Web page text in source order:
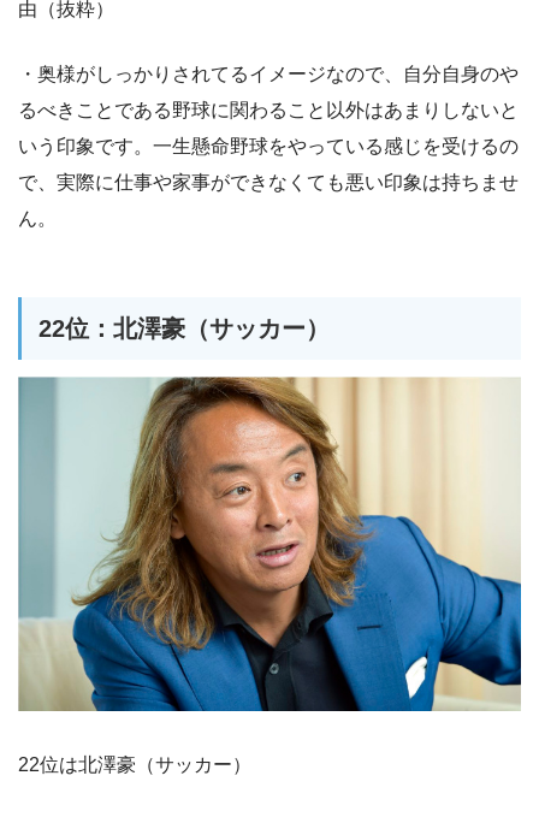
由（抜粋）
・奥様がしっかりされてるイメージなので、自分自身のや
るべきことである野球に関わること以外はあまりしないと
いう印象です。一生懸命野球をやっている感じを受けるの
で、実際に仕事や家事ができなくても悪い印象は持ちませ
ん。
22位：北澤豪（サッカー）
22位は北澤豪（サッカー）